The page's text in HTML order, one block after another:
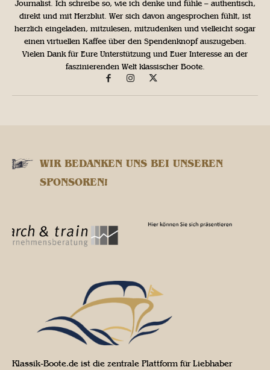
Journalist. Ich schreibe so, wie ich denke und fühle – authentisch,
direkt und mit Herzblut. Wer sich davon angesprochen fühlt, ist
herzlich eingeladen, mitzulesen, mitzudenken und vielleicht sogar
einen virtuellen Kaffee über den Spendenknopf auszugeben.
Vielen Dank für Eure Unterstützung und Euer Interesse an der
faszinierenden Welt klassischer Boote.
WIR BEDANKEN UNS BEI UNSEREN
SPONSOREN!
Klassik-Boote.de ist die zentrale Plattform für Liebhaber